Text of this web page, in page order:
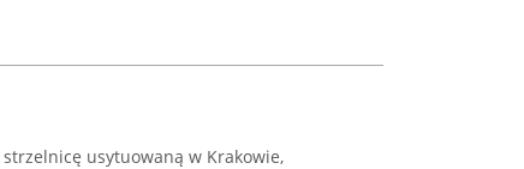
usytuowaną w Krakowie,